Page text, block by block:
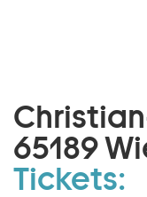
65189
Tickets: